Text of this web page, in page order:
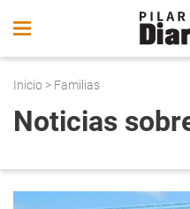
Inicio > Familias
Noticias